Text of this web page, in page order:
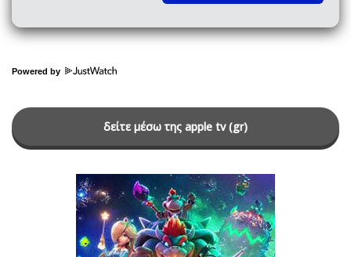
Powered by
δείτε μέσω της apple tv (gr)